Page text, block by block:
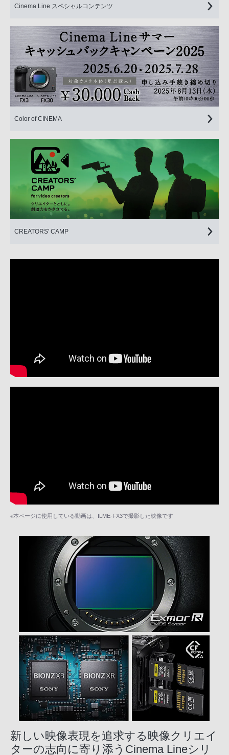
Cinema Line スペシャルコンテンツ
Color of CINEMA
CREATORS' CAMP
※本ページに使用している動画は、ILME-FX3で撮影した映像です
新しい映像表現を追求する映像クリエイ
ターの志向に寄り添うCinema Lineシリ